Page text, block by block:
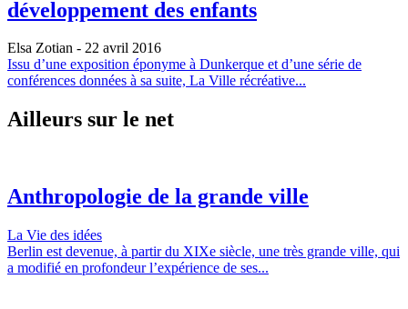
développement des enfants
Elsa Zotian - 22 avril 2016
Issu d’une exposition éponyme à Dunkerque et d’une série de
conférences données à sa suite, La Ville récréative...
Ailleurs sur le net
Anthropologie de la grande ville
La Vie des idées
Berlin est devenue, à partir du XIXe siècle, une très grande ville, qui
a modifié en profondeur l’expérience de ses...